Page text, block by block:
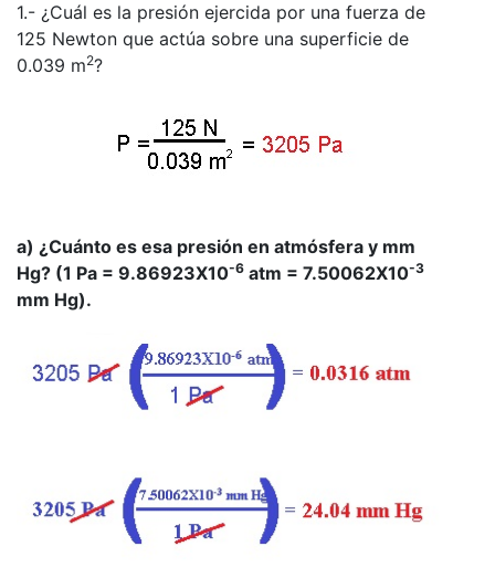
1.- ¿Cuál es la presión ejercida por una fuerza de
125 Newton que actúa sobre una superficie de
0.039 m2?
a) ¿Cuánto es esa presión en atmósfera y mm
Hg? (1 Pa = 9.86923X10-6 atm = 7.50062X10-3
mm Hg).